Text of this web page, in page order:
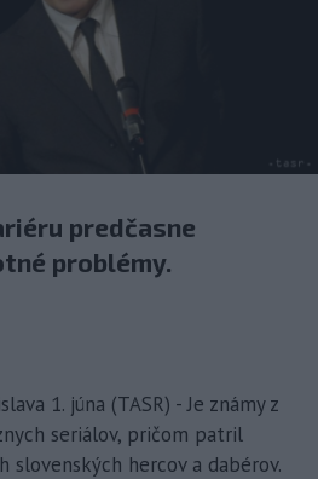
predčasne
problémy.
1. júna (TASR) - Je známy z
seriálov, pričom patril
slovenských hercov a dabérov.